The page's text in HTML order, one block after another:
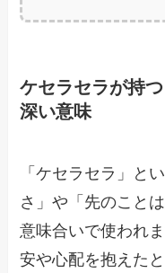
ケセラセラが持
深い意味
「ケセラセラ」と
さ」や「先のこと
意味合いで使われ
安や心配を抱えた